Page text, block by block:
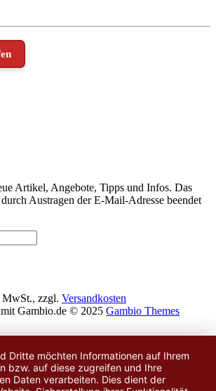
Artikel, Angebote, Tipps und Infos. Das
Austragen der E-Mail-Adresse beendet
zzgl. Versandkosten
mit Gambio.de © 2025 Gambio Themes
Dritte möchten Informationen auf Ihrem
bzw. auf diese zugreifen und Ihre
Daten verarbeiten. Dies dient der